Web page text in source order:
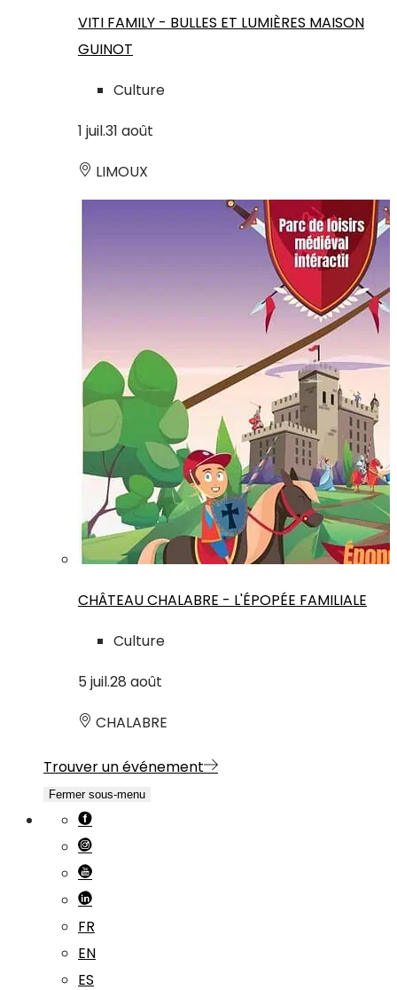
VITI FAMILY - BULLES ET LUMIÈRES MAISON
GUINOT
Culture
1 juil.31 août
LIMOUX
CHÂTEAU CHALABRE - L'ÉPOPÉE FAMILIALE
Culture
5 juil.28 août
CHALABRE
Trouver un événement
Fermer sous-menu
FR
EN
ES